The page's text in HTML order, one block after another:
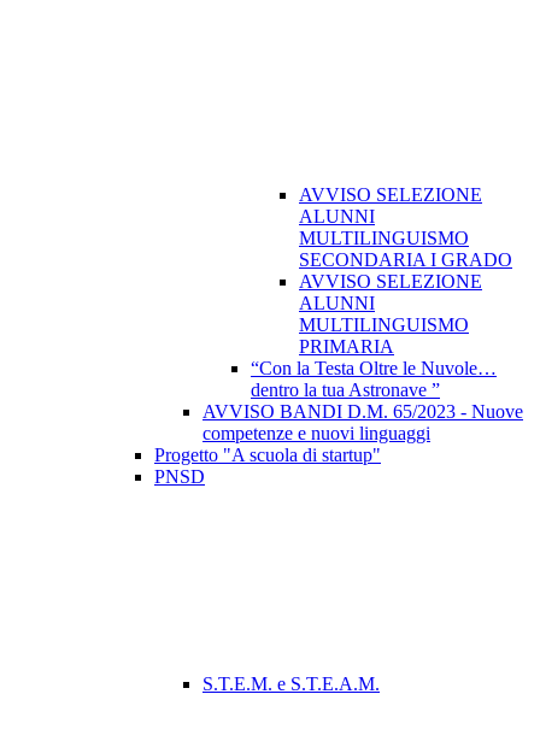
AVVISO SELEZIONE
ALUNNI
MULTILINGUISMO
SECONDARIA I GRADO
AVVISO SELEZIONE
ALUNNI
MULTILINGUISMO
PRIMARIA
“Con la Testa Oltre le Nuvole…
dentro la tua Astronave ”
AVVISO BANDI D.M. 65/2023 - Nuove
competenze e nuovi linguaggi
Progetto "A scuola di startup"
PNSD
S.T.E.M. e S.T.E.A.M.